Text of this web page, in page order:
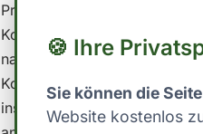
Protein: 1.3 In der Regel
Kohlenhydraten im
nach individuellen
Kohlenhydrate pro Tag.
insbesondere wichtig, die
🍪 Ihre
Sie können die
Website kostenlos